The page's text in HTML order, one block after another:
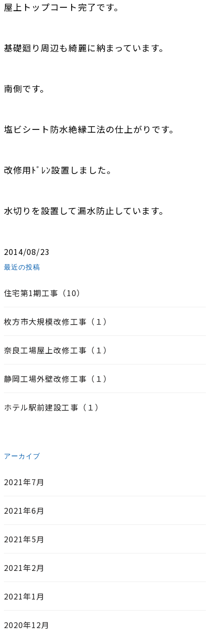
屋上トップコート完了です。
基礎廻り周辺も綺麗に納まっています。
南側です。
塩ビシート防水絶縁工法の仕上がりです。
改修用ﾄﾞﾚﾝ設置しました。
水切りを設置して漏水防止しています。
2014/08/23
最近の投稿
住宅第1期工事（10）
枚方市大規模改修工事（１）
奈良工場屋上改修工事（１）
静岡工場外壁改修工事（１）
ホテル駅前建設工事（１）
アーカイブ
2021年7月
2021年6月
2021年5月
2021年2月
2021年1月
2020年12月